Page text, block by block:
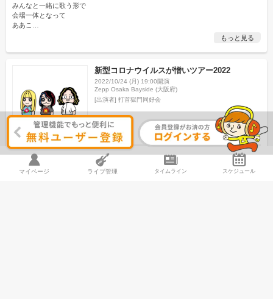
みんなと一緒に歌う形で
会場一体となって
ああこ
もっと見る
新型コロナウイルスが憎いツアー2022
2022/10/24 (月) 19:00開演
Zepp Osaka Bayside (大阪府)
[出演者]打首獄門同好会
男女比 年齢層 グッズの待ち時間
ただいま受付中です
マイページ ライブ管理 タイムライン スケジュール